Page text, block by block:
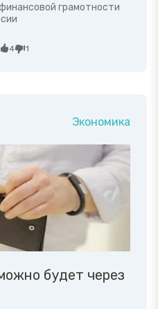
грамотности
4 1
Экономика
будет через